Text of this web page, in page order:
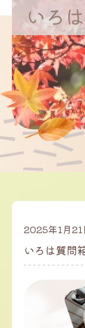
いろ
2025年1月21
いろは質問